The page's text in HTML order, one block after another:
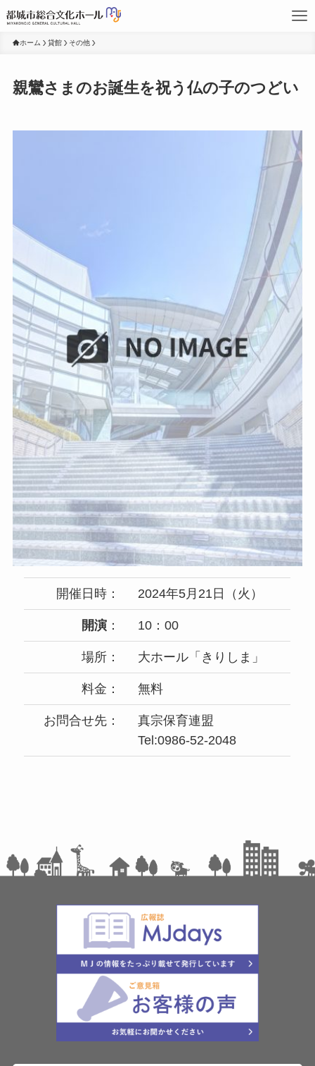
ホーム 貸館 その他
親鸞さまのお誕生を祝う仏の子のつどい
開催日時： 2024年5月21日（火）
開演： 10：00
場所： 大ホール「きりしま」
料金： 無料
お問合せ先：
真宗保育連盟
Tel:0986-52-2048